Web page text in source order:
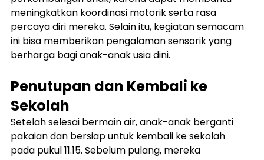
meningkatkan koordinasi motorik serta rasa
percaya diri mereka. Selain itu, kegiatan semacam
ini bisa memberikan pengalaman sensorik yang
berharga bagi anak-anak usia dini.
Penutupan dan Kembali ke
Sekolah
Setelah selesai bermain air, anak-anak berganti
pakaian dan bersiap untuk kembali ke sekolah
pada pukul 11.15. Sebelum pulang, mereka